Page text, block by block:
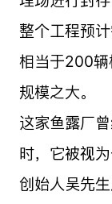
整个工程预
相当于200辆
规模之大。
这家鱼露厂
时，它被视
创始人吴先